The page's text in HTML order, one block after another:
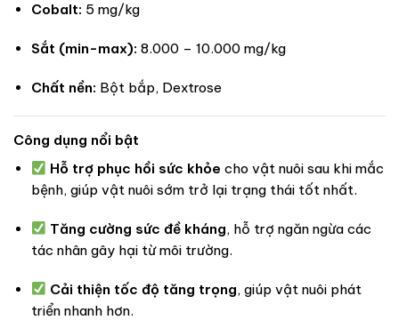
Cobalt: 5 mg/kg
Sắt (min-max): 8.000 – 10.000 mg/kg
Chất nền: Bột bắp, Dextrose
Công dụng nổi bật
Hỗ trợ phục hồi sức khỏe cho vật nuôi sau khi mắc
bệnh, giúp vật nuôi sớm trở lại trạng thái tốt nhất.
Tăng cường sức đề kháng, hỗ trợ ngăn ngừa các
tác nhân gây hại từ môi trường.
Cải thiện tốc độ tăng trọng, giúp vật nuôi phát
triển nhanh hơn.